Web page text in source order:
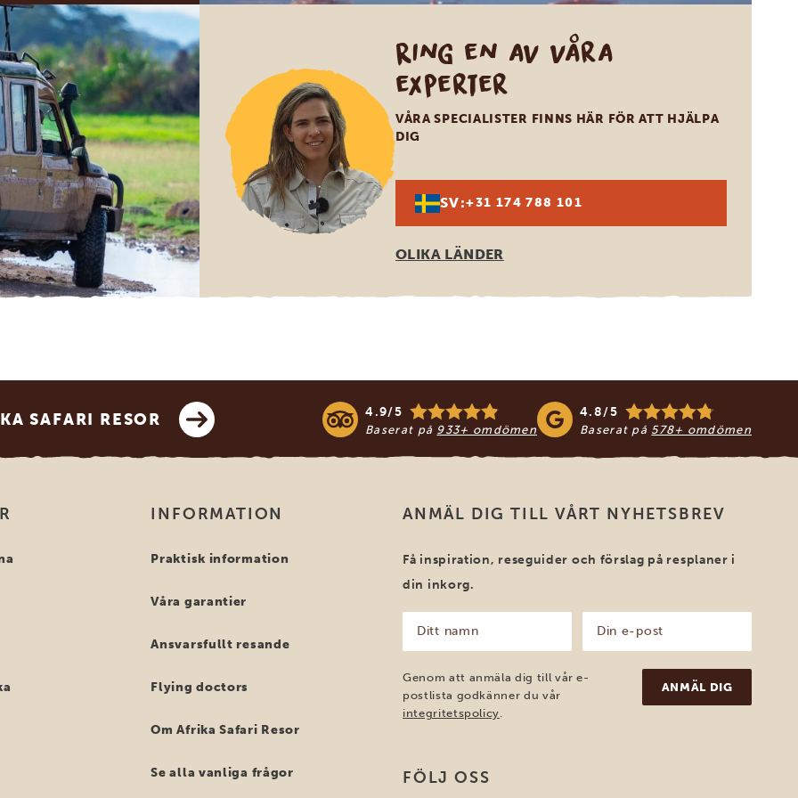
Ring en av våra
experter
VÅRA SPECIALISTER FINNS HÄR FÖR ATT HJÄLPA
DIG
SV:+31 174 788 101
OLIKA LÄNDER
SAFARI RESOR 4.9/5
Baserat på 933+ omdömen
4.8/5
Baserat på 578+ omdömen
INFORMATION
Praktisk information
Våra garantier
Ansvarsfullt resande
Flying doctors
Om Afrika Safari Resor
Se alla vanliga frågor
ANMÄL DIG TILL VÅRT NYHETSBREV
Få inspiration, reseguider och förslag på resplaner i
din inkorg.
namn
(Obligatoriskt)
post
(Obligatoriskt)
Genom att anmäla dig till vår e-
postlista godkänner du vår
integritetspolicy.
FÖLJ OSS